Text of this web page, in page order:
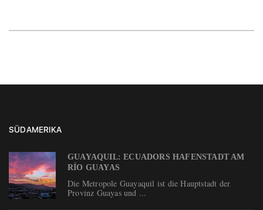
SÜDAMERIKA
GUAYAQUIL: ECUADORS HAFENSTADT AM
RÍO GUAYAS
Die Metropole Guayaquil ist die Hauptstadt der
Provinz Guayas und ...